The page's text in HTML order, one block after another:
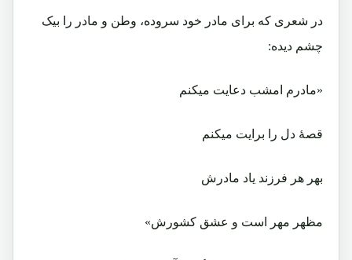
در شعری که برای مادر خود سروده، وطن و مادر را بیک
چشم دیده:
«مادرم امشب دعایت میکنم
قصۀ دل را برایت میکنم
بهر هر فرزند یاد مادرش
مظهر مهر است و عشق کشورش»